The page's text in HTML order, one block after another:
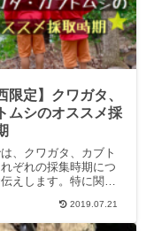
限定】クワガタ、
ムシのオススメ採
、クワガタ、カブト
ぞれの採集時期につ
えします。特に関西
近の統計を根拠に書い
2019.07.21